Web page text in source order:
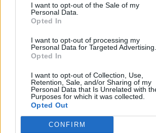
I want to opt-out of the Sale of my
Personal Data.
Opted In
I want to opt-out of processing my
Personal Data for Targeted Advertising.
Opted In
I want to opt-out of Collection, Use,
Retention, Sale, and/or Sharing of my
Personal Data that Is Unrelated with
Purposes for which it was collected.
Opted Out
CONFIRM
Voir la ressource
Newsletter
Stay up to date with the